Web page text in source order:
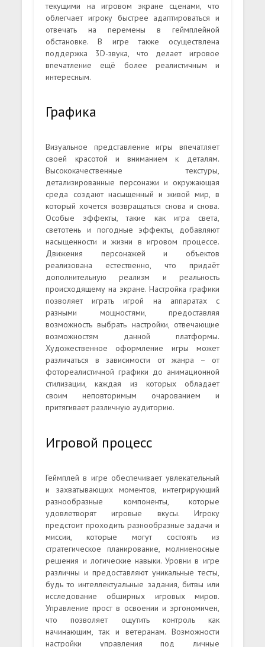
текущими на игровом экране сценами, что
облегчает игроку быстрее адаптироваться и
отвечать на перемены в геймплейной
обстановке. В игре также осуществлена
поддержка 3D-звука, что делает игровое
впечатление ещё более реалистичным и
интересным.
Графика
Визуальное представление игры впечатляет
своей красотой и вниманием к деталям.
Высококачественные текстуры,
детализированные персонажи и окружающая
среда создают насыщенный и живой мир, в
который хочется возвращаться снова и снова.
Особые эффекты, такие как игра света,
светотень и погодные эффекты, добавляют
насыщенности и жизни в игровом процессе.
Движения персонажей и объектов
реализована естественно, что придаёт
дополнительную реализм и реальность
происходящему на экране. Настройка графики
позволяет играть игрой на аппаратах с
разными мощностями, предоставляя
возможность выбрать настройки, отвечающие
возможностям данной платформы.
Художественное оформление игры может
различаться в зависимости от жанра – от
фотореалистичной графики до анимационной
стилизации, каждая из которых обладает
своим неповторимым очарованием и
притягивает различную аудиторию.
Игровой процесс
Геймплей в игре обеспечивает увлекательный
и захватывающих моментов, интегрирующий
разнообразные компоненты, которые
удовлетворят игровые вкусы. Игроку
предстоит проходить разнообразные задачи и
миссии, которые могут состоять из
стратегическое планирование, молниеносные
решения и логические навыки. Уровни в игре
различны и предоставляют уникальные тесты,
будь то интеллектуальные задания, битвы или
исследование обширных игровых миров.
Управление прост в освоении и эргономичен,
что позволяет ощутить контроль как
начинающим, так и ветеранам. Возможности
настройки управления под личные